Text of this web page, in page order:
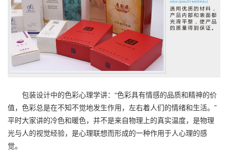
包装设计中的色彩心理学讲：“色彩具有情感的品质和精神的价
值，色彩总是在不知不觉地发生作用，左右着人们的情绪和生活。”
平时大家讲的冷色和暖色，并不是来自物理上的真实温度，是物理
光与人的视觉经验，是心理联想而形成的一种作用于人心理的感
觉。